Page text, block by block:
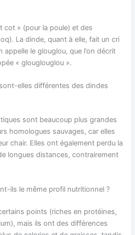
cot » (pour la poule) et des
La dinde, quant à elle, fait un cri
appelle le glouglou, que l’on décrit
« glouglouglou ».
elles différentes des dindes
sont beaucoup plus grandes
homologues sauvages, car elles
chair. Elles ont également perdu la
longues distances, contrairement
ils le même profil nutritionnel ?
points (riches en protéines,
mais ils ont des différences